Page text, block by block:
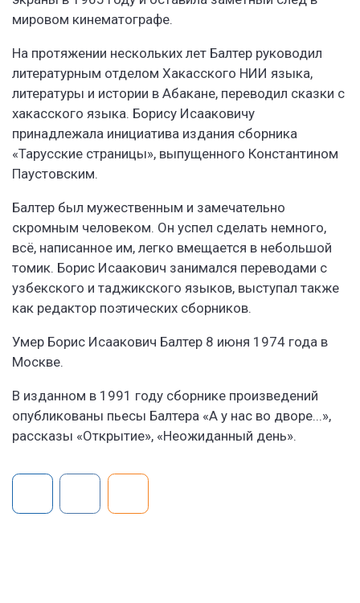
мировом кинематографе.
На протяжении нескольких лет Балтер руководил
литературным отделом Хакасского НИИ языка,
литературы и истории в Абакане, переводил сказки с
хакасского языка. Борису Исааковичу
принадлежала инициатива издания сборника
«Тарусские страницы», выпущенного Константином
Паустовским.
Балтер был мужественным и замечательно
скромным человеком. Он успел сделать немного,
всё, написанное им, легко вмещается в небольшой
томик. Борис Исаакович занимался переводами с
узбекского и таджикского языков, выступал также
как редактор поэтических сборников.
Умер Борис Исаакович Балтер 8 июня 1974 года в
Москве.
В изданном в 1991 году сборнике произведений
опубликованы пьесы Балтера «А у нас во дворе...»,
рассказы «Открытие», «Неожиданный день».